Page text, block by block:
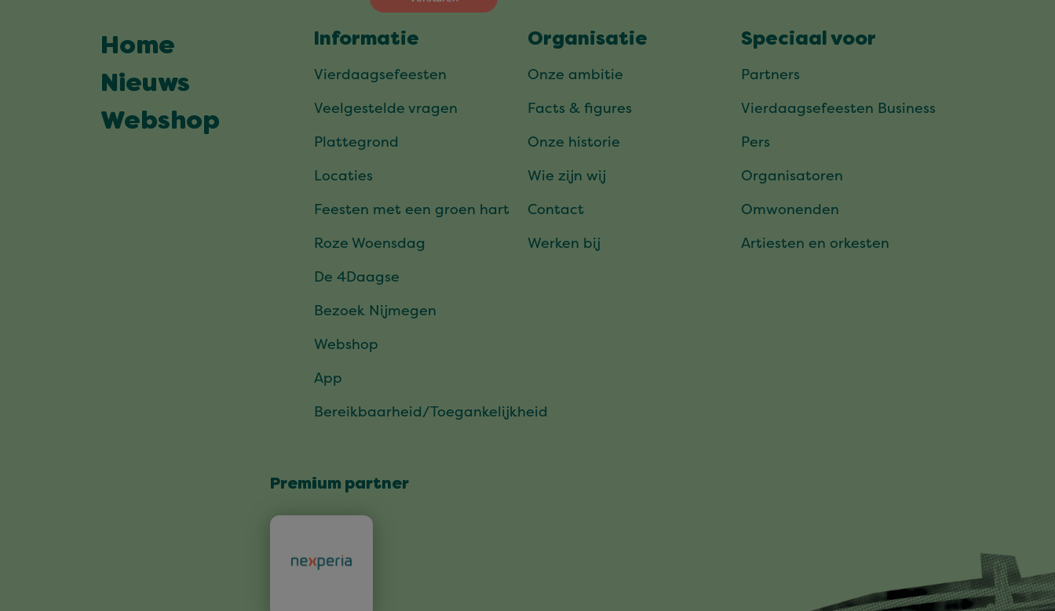
Home
Nieuws
Webshop
Informatie
Vierdaagsefeesten
Veelgestelde vragen
Plattegrond
Locaties
Feesten met een groen hart
Roze Woensdag
De 4Daagse
Bezoek Nijmegen
Webshop
App
Bereikbaarheid/Toegankelijkheid
Organisatie
Onze ambitie
Facts & figures
Onze historie
Wie zijn wij
Contact
Werken bij
Speciaal voor
Partners
Vierdaagsefeesten Business
Pers
Organisatoren
Omwonenden
Artiesten en orkesten
Premium partner